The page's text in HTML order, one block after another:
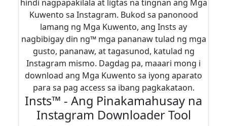
hindi nagpapakilala at ligtas na tingnan ang Mga
Kuwento sa Instagram. Bukod sa panonood
lamang ng Mga Kuwento, ang Insts ay
nagbibigay din ng™ mga pananaw tulad ng mga
gusto, pananaw, at tagasunod, katulad ng
Instagram mismo. Dagdag pa, maaari mong i
download ang Mga Kuwento sa iyong aparato
para sa pag access sa ibang pagkakataon.
Insts™ - Ang Pinakamahusay na
Instagram Downloader Tool